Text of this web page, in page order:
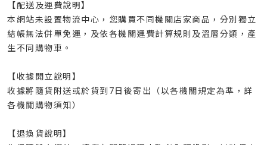
【配送及運費說明】
本網站未設置物流中心，您購買不同機關店家商品，分別獨立
結帳無法併單免運，及依各機關運費計算規則及溫層分類，產
生不同購物車。
【收據開立說明】
收據將隨貨附送或於貨到7日後寄出（以各機關規定為準，詳
各機關購物須知）
【退換貨說明】